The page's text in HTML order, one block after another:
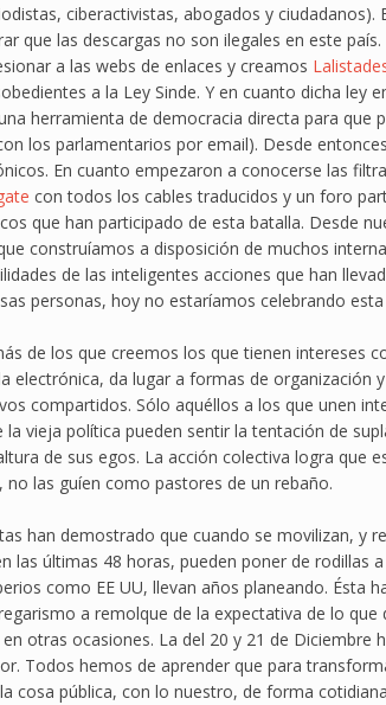
ciberactivistas, abogados y ciudadanos).
que las descargas no son ilegales en este
a las webs de enlaces y creamos
a la Ley Sinde. Y en cuanto dicha
herramienta de democracia directa para que
los parlamentarios por email). Desde
En cuanto empezaron a conocerse las
con todos los cables traducidos y un foro
que han participado de esta batalla. Desde
construíamos a disposición de muchos
de las inteligentes acciones que han
personas, hoy no estaríamos celebrando
de los que creemos los que tienen intereses
electrónica, da lugar a formas de organización
compartidos. Sólo aquéllos a los que unen
la vieja política pueden sentir la tentación de
de sus egos. La acción colectiva logra que
las guíen como pastores de un rebaño.
han demostrado que cuando se movilizan, y
las últimas 48 horas, pueden poner de rodillas
como EE UU, llevan años planeando. Ésta
a remolque de la expectativa de lo
otras ocasiones. La del 20 y 21 de Diciembre
Todos hemos de aprender que para
cosa pública, con lo nuestro, de forma